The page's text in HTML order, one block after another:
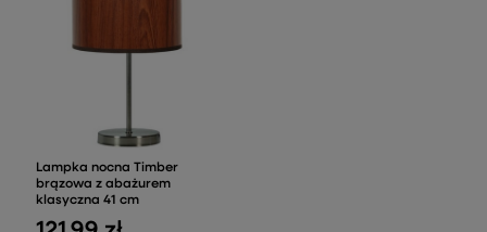
Lampka nocna Timber
brązowa z abażurem
klasyczna 41 cm